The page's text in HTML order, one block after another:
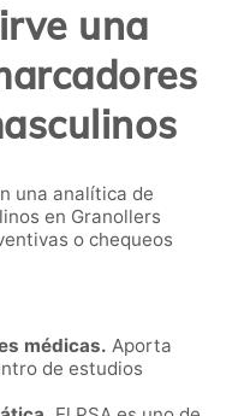
una
una analítica de
en Granollers
o chequeos
médicas. Aporta
de estudios